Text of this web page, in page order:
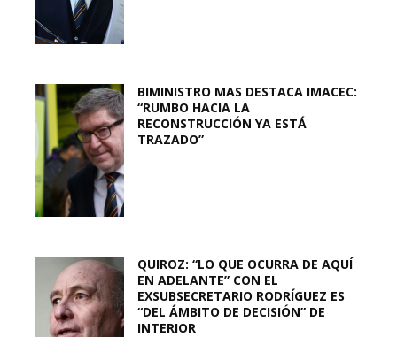
BIMINISTRO MAS DESTACA IMACEC:
“RUMBO HACIA LA
RECONSTRUCCIÓN YA ESTÁ
TRAZADO”
QUIROZ: “LO QUE OCURRA DE AQUÍ
EN ADELANTE” CON EL
EXSUBSECRETARIO RODRÍGUEZ ES
“DEL ÁMBITO DE DECISIÓN” DE
INTERIOR